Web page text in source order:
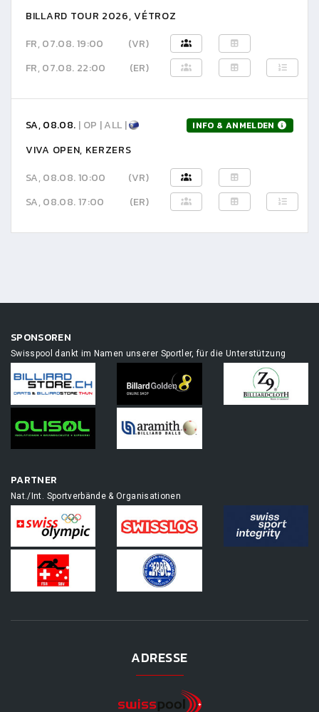
BILLARD TOUR 2026, VÉTROZ
FR, 07.08. 19:00
(VR)
FR, 07.08. 22:00
(ER)
SA, 08.08. | OP | ALL | INFO & ANMELDEN
VIVA OPEN, KERZERS
SA, 08.08. 10:00
(VR)
SA, 08.08. 17:00
(ER)
SPONSOREN
Swisspool dankt im Namen unserer Sportler, für die Unterstützung
PARTNER
Nat./Int. Sportverbände & Organisationen
ADRESSE